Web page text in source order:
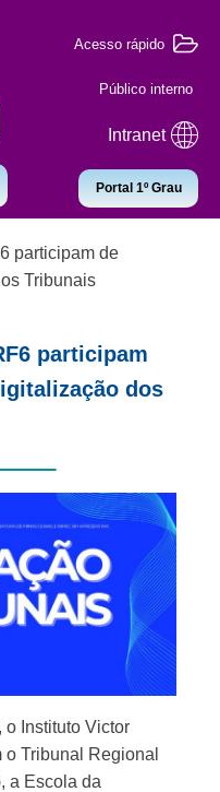
Acesso rápido
Público interno
Intranet
Portal 1º Grau
participam de
Tribunais
participam
dos
o Instituto Victor
Tribunal Regional
a Escola da